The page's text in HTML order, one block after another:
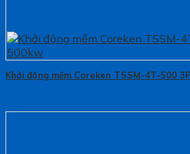
Khởi động mềm Coreken TSSM-4T-500